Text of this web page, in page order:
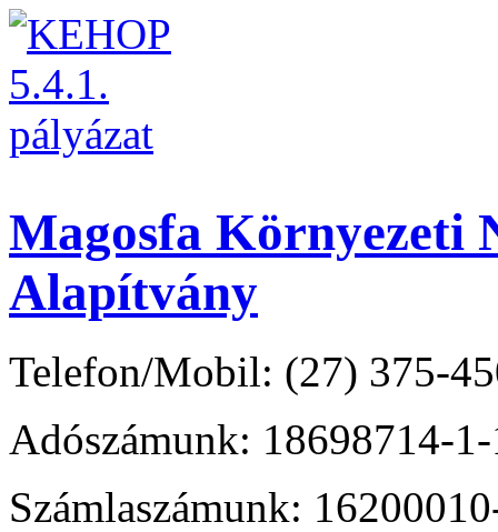
Magosfa Környezeti
Alapítvány
Telefon/Mobil: (27) 375-
Adószámunk: 18698714-
Számlaszámunk: